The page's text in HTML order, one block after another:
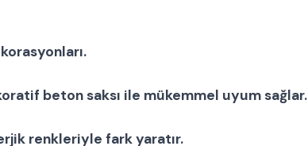
beton saksı ile mükemmel uyum sağlar.
renkleriyle fark yaratır.